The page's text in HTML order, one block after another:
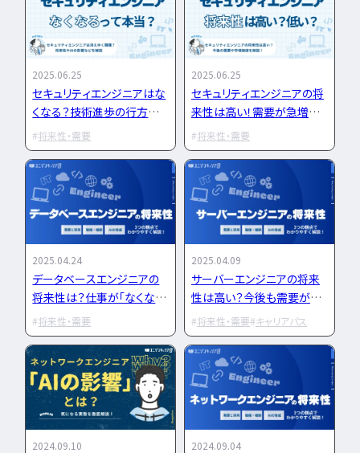
エンジニア
開発エンジニア
インフラエンジニア
システムエンジニア
プログラマー
インフラエンジニア
ネットワークエンジニア
サーバーエンジニア
データベースエンジニア
セキュリティエンジニア
クラウドエンジニア
開発エンジニア職種
Webエンジニア
アプリケーションエンジニア
フロントエンドエンジニア
QAエンジニア
組み込みエンジニア
バックエンドエンジニア
IT業界
IT業界
タグから探す
フルスタックエンジニア CompTIA
JSTQB
swift CCIE CCST
AI
オラクルマスター
タイミング
Python
C言語
PHP Ruby Java
GCP
Azure
AWS
LinuC
CCNP
スキルアップ
プロジェクト
炎上案件
ゆるブラック企業
ホワイト企業
第二新卒
転職失敗
成長
辞めたい
ランキング
経歴・学歴
ブラック企業
適性・向き不向き
スキル
仕事内容
将来性・需要
年収・給料
就活・新卒
とは
職種・種類
転職成功
年収アップ
やめとけ
キャリアアップ
何のエンジニアになればいい？
エンジニアの勉強は何をすればいい？
エンジニアの転職に必要なものは？
企業研究・求人応募
どんな求人を選べばいい？
企業選びで失敗すると？
転職の軸に沿った企業はどう選ぶ？
応募書類・資格勉強
エンジニアの書類作成の注意点は？
ポートフォリオ・スキルシートは？
面接対策・内定獲得
エンジニアの面接対策どうすれば？
エンジニアの面接で落とされる理由は？
エンジニアの技術質問どう答える？
人気順
2025.06.25
セキュリティエンジニアはな
くなる？技術進歩の行方は
いかに
将来性・需要
2025.06.25
セキュリティエンジニアの将
来性は高い！需要が急増の
ワケ
将来性・需要
2025.04.24
データベースエンジニアの
将来性は？仕事が「なくな
る」ことはあるか？
将来性・需要
2025.04.09
サーバーエンジニアの将来
性は高い？今後も需要が高
まる理由を解説
将来性・需要 キャリアパス
2024.09.10 2024.09.04